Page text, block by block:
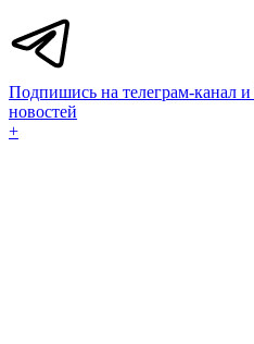
Подпишись на телеграм-канал и
новостей
+